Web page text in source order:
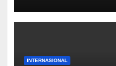
INTERNASIONAL